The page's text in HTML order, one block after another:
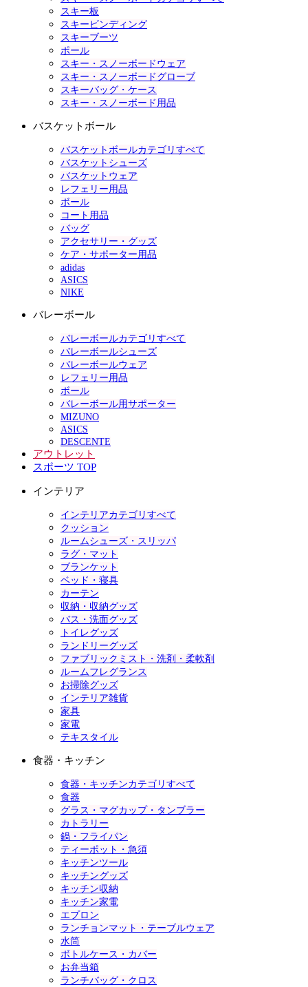
スキー板
スキービンディング
スキーブーツ
ポール
スキー・スノーボードウェア
スキー・スノーボードグローブ
スキーバッグ・ケース
スキー・スノーボード用品
バスケットボール
バスケットボールカテゴリすべて
バスケットシューズ
バスケットウェア
レフェリー用品
ボール
コート用品
バッグ
アクセサリー・グッズ
ケア・サポーター用品
adidas
ASICS
NIKE
バレーボール
バレーボールカテゴリすべて
バレーボールシューズ
バレーボールウェア
レフェリー用品
ボール
バレーボール用サポーター
MIZUNO
ASICS
DESCENTE
アウトレット
スポーツ TOP
インテリア
インテリアカテゴリすべて
クッション
ルームシューズ・スリッパ
ラグ・マット
ブランケット
ベッド・寝具
カーテン
収納・収納グッズ
バス・洗面グッズ
トイレグッズ
ランドリーグッズ
ファブリックミスト・洗剤・柔軟剤
ルームフレグランス
お掃除グッズ
インテリア雑貨
家具
家電
テキスタイル
食器・キッチン
食器・キッチンカテゴリすべて
食器
グラス・マグカップ・タンブラー
カトラリー
鍋・フライパン
ティーポット・急須
キッチンツール
キッチングッズ
キッチン収納
キッチン家電
エプロン
ランチョンマット・テーブルウェア
水筒
ボトルケース・カバー
お弁当箱
ランチバッグ・クロス